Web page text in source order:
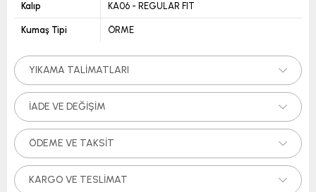
Kalıp KA06 - REGULAR FIT
Kumaş Tipi ÖRME
YIKAMA TALIMATLARI
İADE VE DEĞIŞIM
ÖDEME VE TAKSIT
KARGO VE TESLIMAT